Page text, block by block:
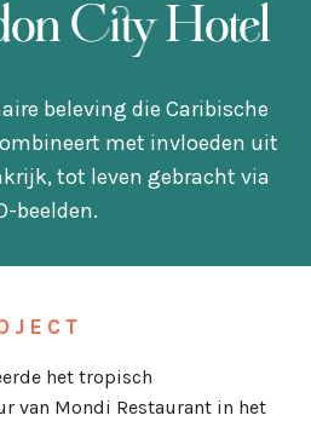
City Hotel
beleving die Caribische
met invloeden uit
tot leven gebracht via
beelden.
het tropisch
van Mondi Restaurant in het